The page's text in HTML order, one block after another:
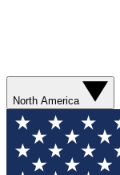
North America